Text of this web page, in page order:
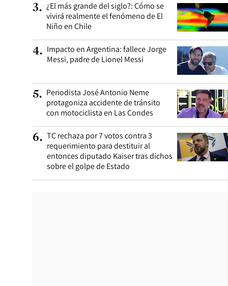
3. ¿El más grande del siglo?: Cómo se
vivirá realmente el fenómeno de El
Niño en Chile
4. Impacto en Argentina: fallece Jorge
Messi, padre de Lionel Messi
5. Periodista José Antonio Neme
protagoniza accidente de tránsito
con motociclista en Las Condes
6. TC rechaza por 7 votos contra 3
requerimiento para destituir al
entonces diputado Kaiser tras dichos
sobre el golpe de Estado